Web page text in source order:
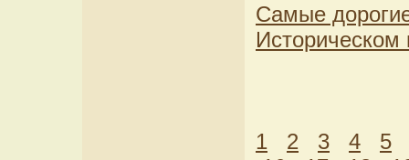
Самые
Историческом
1 2 3 4
5